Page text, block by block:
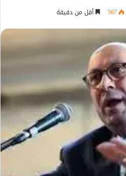
567 أقل من دقيقة